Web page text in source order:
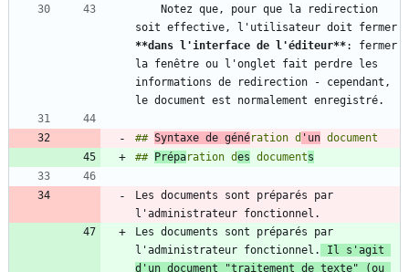
**dans l'interface de l'éditeur**: fermer
la fenêtre ou l'onglet fait perdre les
informations de redirection - cependant,
## Syntaxe de génération d 'un
## Préparation des documents
Les documents sont préparés par
Les documents sont préparés par
l'administrateur fonctionnel.
Il s'agit
d'un document "traitement de texte" (ou